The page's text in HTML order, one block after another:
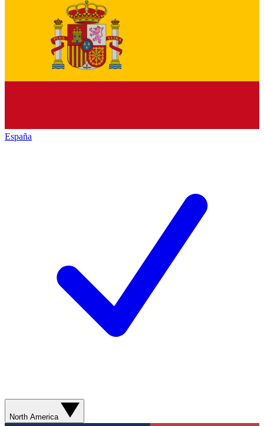
España
North America